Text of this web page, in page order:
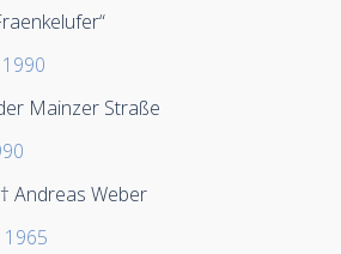
Mainzer Straße
Andreas Weber
1965